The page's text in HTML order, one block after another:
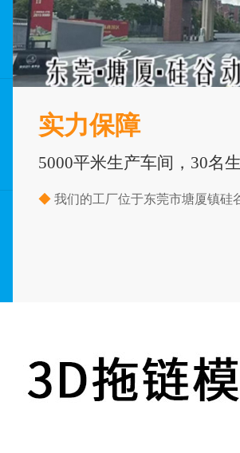
实力保障
5000平米生产车间，30名
◆ 我们的工厂位于东莞市塘厦镇硅